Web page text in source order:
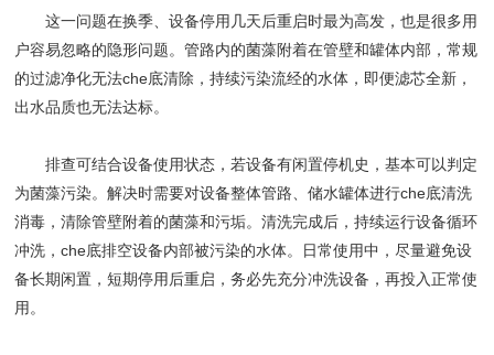
这一问题在换季、设备停用几天后重启时最为高发，也是很多用
户容易忽略的隐形问题。管路内的菌藻附着在管壁和罐体内部，常规
的过滤净化无法che底清除，持续污染流经的水体，即便滤芯全新，
出水品质也无法达标。
排查可结合设备使用状态，若设备有闲置停机史，基本可以判定
为菌藻污染。解决时需要对设备整体管路、储水罐体进行che底清洗
消毒，清除管壁附着的菌藻和污垢。清洗完成后，持续运行设备循环
冲洗，che底排空设备内部被污染的水体。日常使用中，尽量避免设
备长期闲置，短期停用后重启，务必先充分冲洗设备，再投入正常使
用。